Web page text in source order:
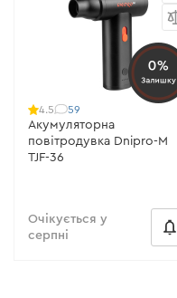
0%
Залишку
4.5 59
Акумуляторна
повітродувка Dnipro-M
TJF-36
Очікується у
серпні